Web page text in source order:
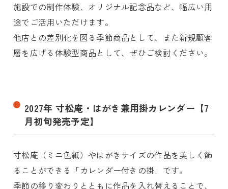
施設での制作体験、オリジナル記念品など、幅広い用
途でご活用いただけます。
他店との差別化を図る季節商品として、また新規顧客
層を広げる体験型商品として、ぜひご検討ください。
2027年 寸松庵・はがき兼用掛カレンダー【7
月初旬発売予定】
寸松庵（ミニ色紙）やはがきサイズの作品を美しく飾
ることができる「カレンダー付きの掛」です。
季節の移り変わりとともに作品を入れ替えることで、